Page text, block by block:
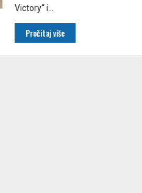
Victory“ i...
Pročitaj više